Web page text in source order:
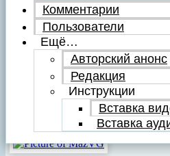
Комментарии
Пользователи
Ещё…
Авторский анонс
Редакция
Инструкции
Вставка
Вставка